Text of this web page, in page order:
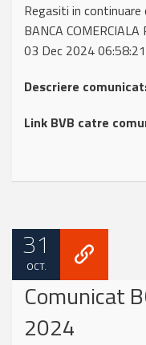
Regasiti in
BANCA
03 Dec 2024
Descriere
Link BVB catre
31
OCT.
Comunicat
2024